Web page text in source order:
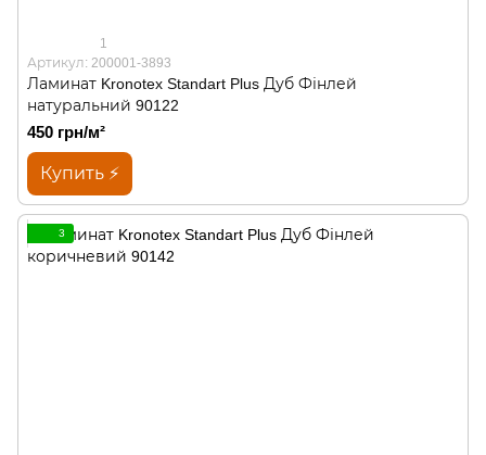
1
Артикул: 200001-3893
Ламинат Kronotex Standart Plus Дуб Фінлей
натуральний 90122
450 грн/м²
Купить ⚡
3